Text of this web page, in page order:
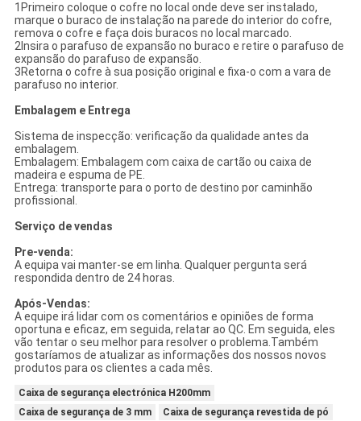
1Primeiro coloque o cofre no local onde deve ser instalado,
marque o buraco de instalação na parede do interior do cofre,
remova o cofre e faça dois buracos no local marcado.
2Insira o parafuso de expansão no buraco e retire o parafuso de
expansão do parafuso de expansão.
3Retorna o cofre à sua posição original e fixa-o com a vara de
parafuso no interior.
Embalagem e Entrega
Sistema de inspecção: verificação da qualidade antes da
embalagem.
Embalagem: Embalagem com caixa de cartão ou caixa de
madeira e espuma de PE.
Entrega: transporte para o porto de destino por caminhão
profissional.
Serviço de vendas
Pre-venda:
A equipa vai manter-se em linha. Qualquer pergunta será
respondida dentro de 24 horas.
Após-Vendas:
A equipe irá lidar com os comentários e opiniões de forma
oportuna e eficaz, em seguida, relatar ao QC. Em seguida, eles
vão tentar o seu melhor para resolver o problema.Também
gostaríamos de atualizar as informações dos nossos novos
produtos para os clientes a cada mês.
Caixa de segurança electrónica H200mm
Caixa de segurança de 3 mm
Caixa de segurança revestida de pó